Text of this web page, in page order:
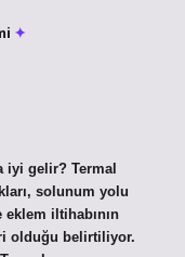
iyi gelir? Termal
solunum yolu
eklem iltihabının
olduğu belirtiliyor.